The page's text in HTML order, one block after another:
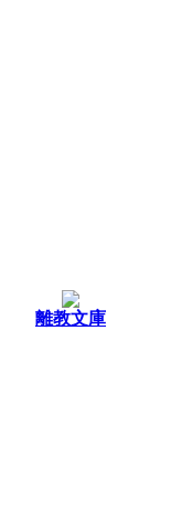
離教文庫